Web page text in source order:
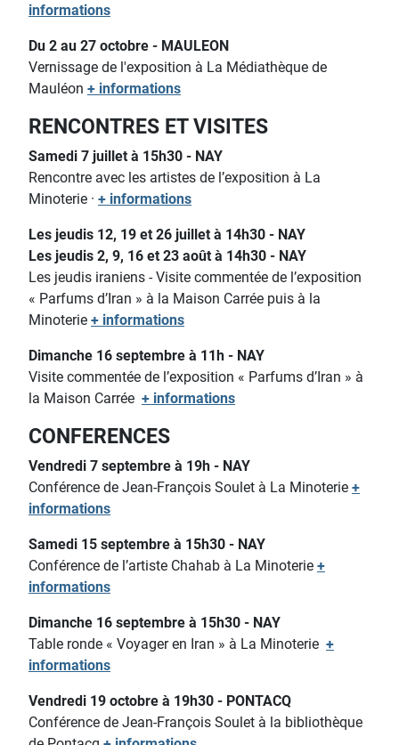
informations
Du 2 au 27 octobre - MAULEON
Vernissage de l'exposition à La Médiathèque de
Mauléon + informations
RENCONTRES ET VISITES
Samedi 7 juillet à 15h30 - NAY
Rencontre avec les artistes de l’exposition à La
Minoterie · + informations
Les jeudis 12, 19 et 26 juillet à 14h30 - NAY
Les jeudis 2, 9, 16 et 23 août à 14h30 - NAY
Les jeudis iraniens - Visite commentée de l’exposition
« Parfums d’Iran » à la Maison Carrée puis à la
Minoterie + informations
Dimanche 16 septembre à 11h - NAY
Visite commentée de l’exposition « Parfums d’Iran » à
la Maison Carrée + informations
CONFERENCES
Vendredi 7 septembre à 19h - NAY
Conférence de Jean-François Soulet à La Minoterie +
informations
Samedi 15 septembre à 15h30 - NAY
Conférence de l’artiste Chahab à La Minoterie +
informations
Dimanche 16 septembre à 15h30 - NAY
Table ronde « Voyager en Iran » à La Minoterie +
informations
Vendredi 19 octobre à 19h30 - PONTACQ
Conférence de Jean-François Soulet à la bibliothèque